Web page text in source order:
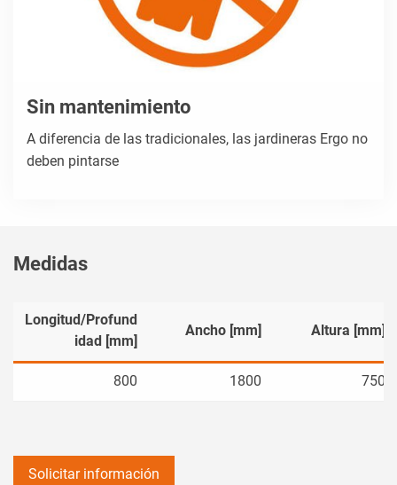
Sin mantenimiento
A diferencia de las tradicionales, las jardineras Ergo no
deben pintarse
Medidas
Longitud/Profund
idad [mm]
800
Ancho [mm] Altura [mm]
1800 750
Solicitar información